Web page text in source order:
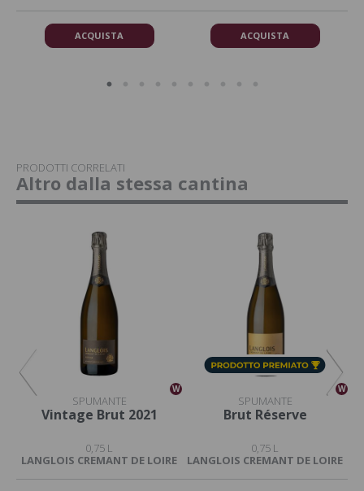
ACQUISTA ACQUISTA
PRODOTTI CORRELATI
Altro dalla stessa cantina
W
SPUMANTE
Vintage Brut 2021
0,75 L
LANGLOIS CREMANT DE LOIRE
W
SPUMANTE
Brut Réserve
0,75 L
LANGLOIS CREMANT DE LOIRE